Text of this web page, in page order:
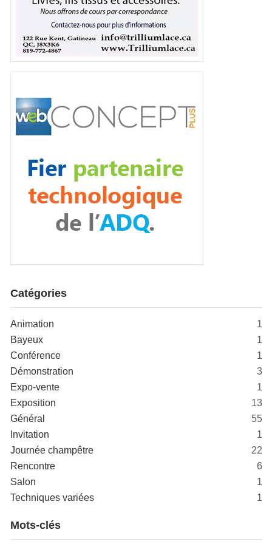
Catégories
Animation
1
Bayeux
1
Conférence
1
Démonstration
3
Expo-vente
1
Exposition
13
Général
55
Invitation
1
Journée champêtre
22
Rencontre
6
Salon
1
Techniques variées
1
Mots-clés